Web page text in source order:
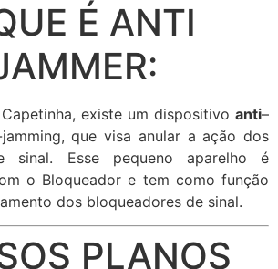
É ANTI
existe um dispositivo anti–
que visa anular a ação dos
sinal. Esse pequeno aparelho é
o Bloqueador e tem como função
dos bloqueadores de sinal.
PLANOS